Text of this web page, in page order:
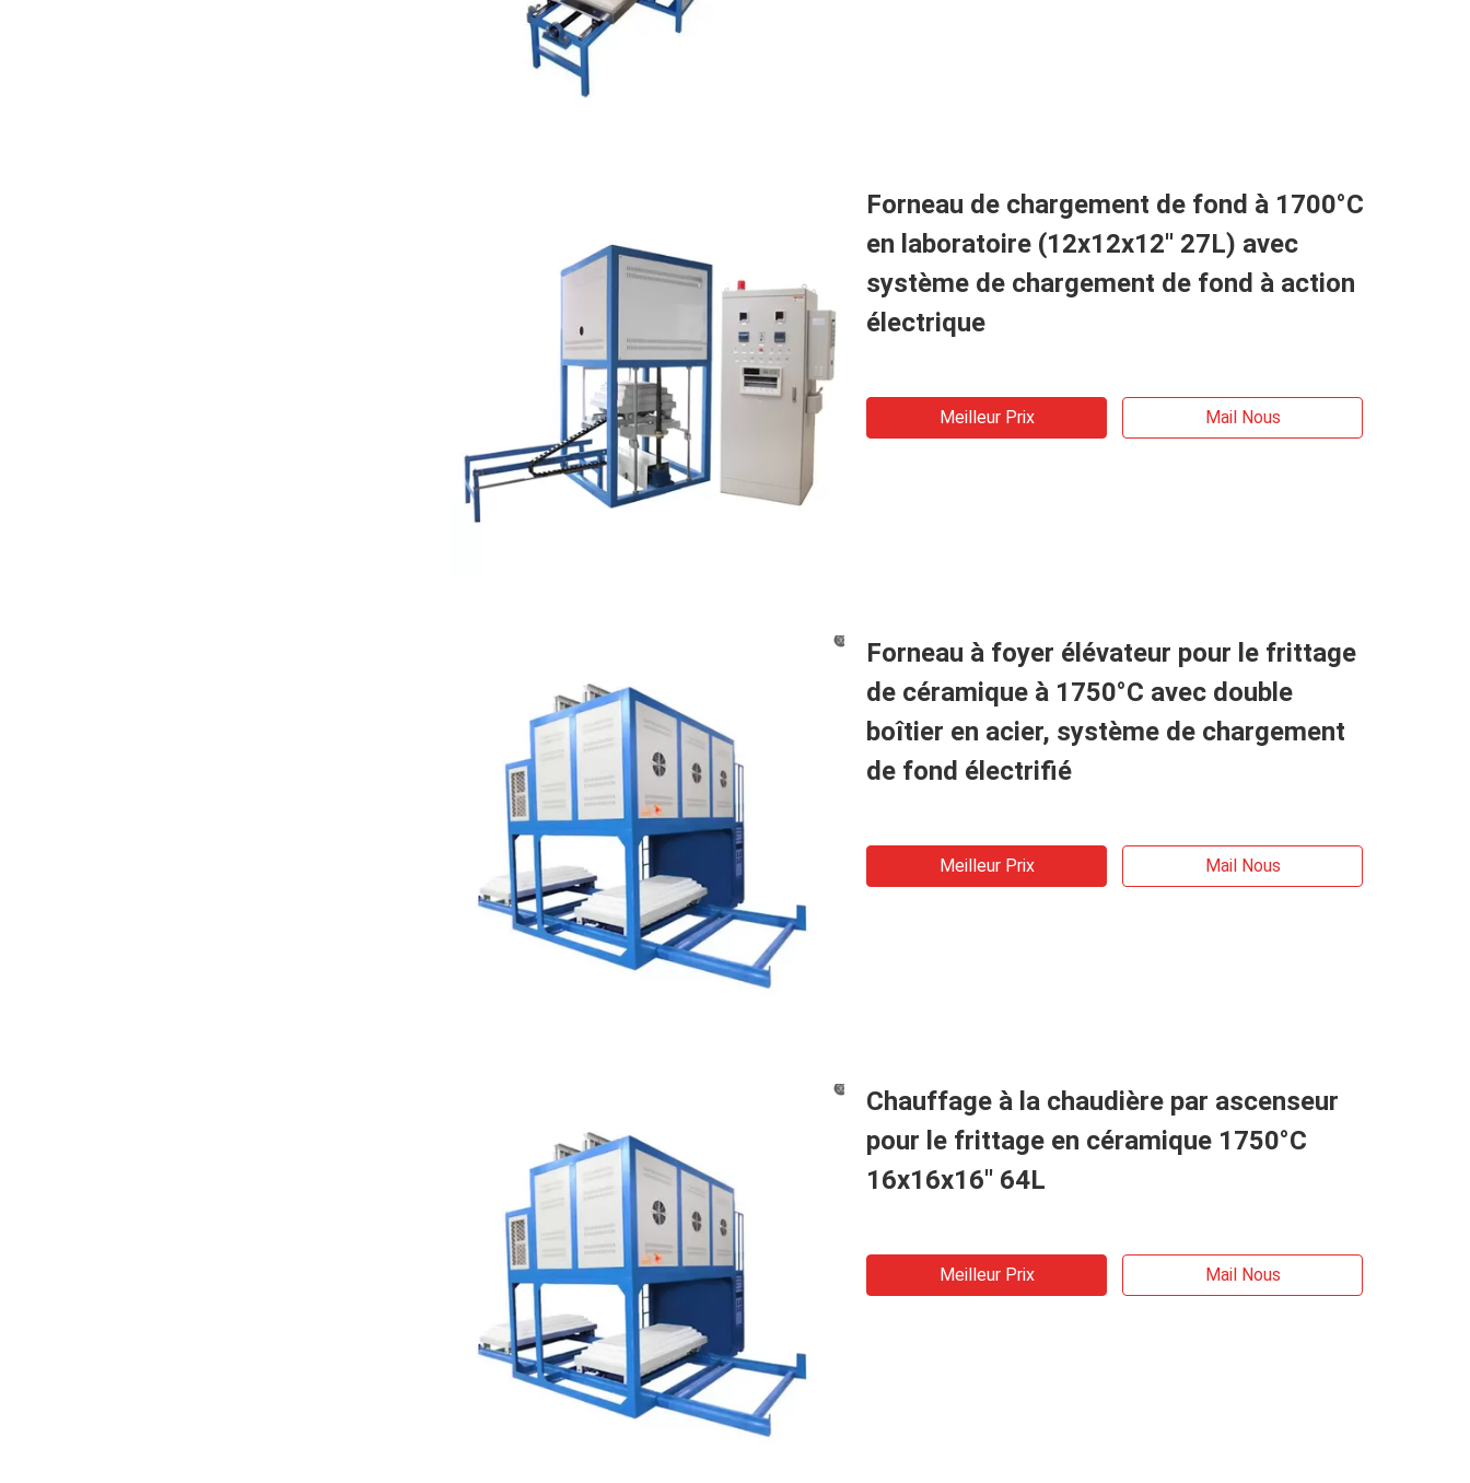
Forneau de chargement de fond à 1700°C
en laboratoire (12x12x12′′ 27L) avec
système de chargement de fond à action
électrique
Meilleur Prix Mail Nous
Forneau à foyer élévateur pour le frittage
de céramique à 1750°C avec double
boîtier en acier, système de chargement
de fond électrifié
Meilleur Prix Mail Nous
Chauffage à la chaudière par ascenseur
pour le frittage en céramique 1750°C
16x16x16′′ 64L
Meilleur Prix Mail Nous